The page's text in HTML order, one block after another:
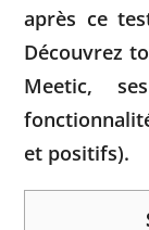
après ce
Découvrez
Meetic,
et positifs).